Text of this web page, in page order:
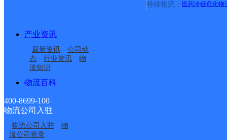
特殊物流： 医药冷链危化物
产业资讯
最新资讯
公司动
态
行业资讯
物
流知识
物流百科
400-8699-100
物流公司入驻
物流公司入驻
物
流公司登录
乐至县中天镇合作点
ID10236
乐至县全胜乡合作点
ID11135
乐至县石佛镇合作点
ID9992
乐至县龙溪乡合作点
ID9988
乐至县金顺镇合作点
ID10112
乐至县良安人民街邮政